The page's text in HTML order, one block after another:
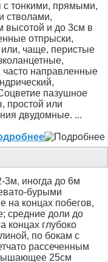
с тонкими, прямыми,
стволами,
высотой и до 3см в
отпрыски,
чаще, перистые
часто направленные
пазушное
простой или
двудомные. ...
3м, иногда до 6м
бурыми
на концах побегов,
средние доли до
концах глубоко
по бокам с
рассеченным
25см